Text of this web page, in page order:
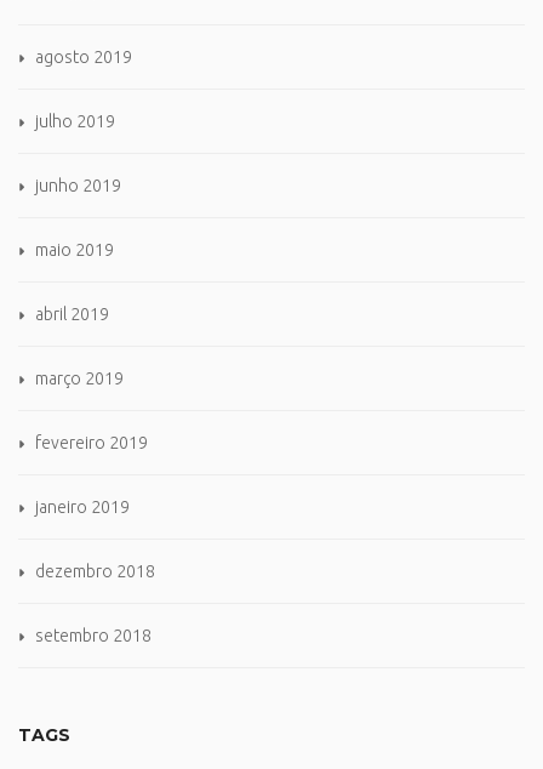
agosto 2019
julho 2019
junho 2019
maio 2019
abril 2019
março 2019
fevereiro 2019
janeiro 2019
dezembro 2018
setembro 2018
TAGS